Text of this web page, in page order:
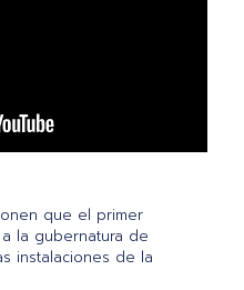
que el primer
la gubernatura de
instalaciones de la